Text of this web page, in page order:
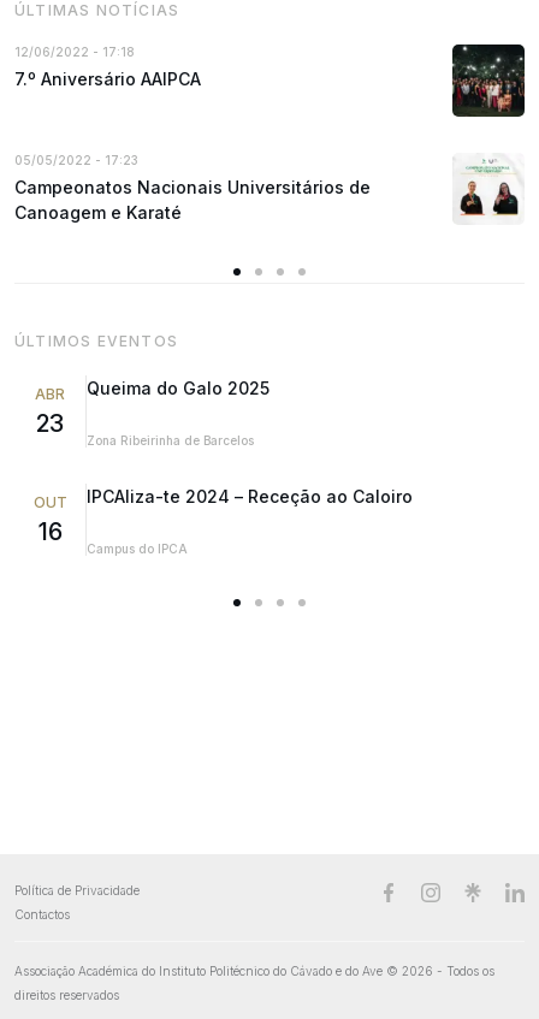
ÚLTIMAS NOTÍCIAS
7.º Aniversário AAIPCA
12/06/2022 - 17:18
Campeonatos Nacionais Universitários de
Canoagem e Karaté
05/05/2022 - 17:23
ÚLTIMOS EVENTOS
ABR
23
Queima do Galo 2025
Zona Ribeirinha de Barcelos
OUT
16
IPCAliza-te 2024 – Receção ao Caloiro
Campus do IPCA
Política de Privacidade
Contactos
Associação Académica do Instituto Politécnico do Cávado e do Ave © 2026 - Todos os
direitos reservados